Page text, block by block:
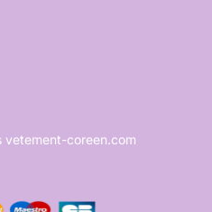
vetement-coreen.com